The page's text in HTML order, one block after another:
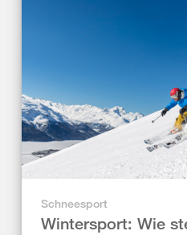
Schneesport
Wintersport: Wie